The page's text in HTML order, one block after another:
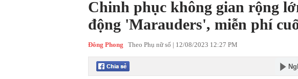
Chinh phục không gian rộng
động 'Marauders', miễn phí
Đông Phong Theo Phụ nữ số | 12/08/2023 12:27 PM